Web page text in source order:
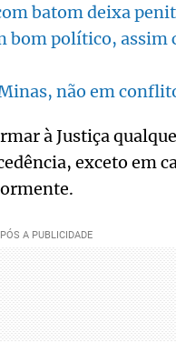
batom deixa
bom político,
não em
à Justiça
exceto em